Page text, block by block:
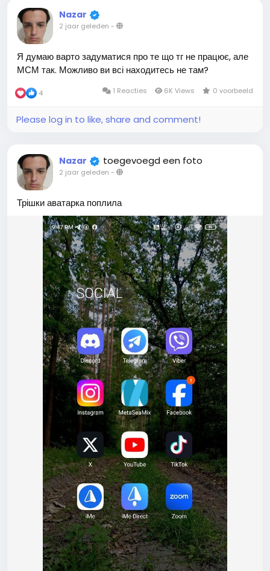
Nazar
2 jaar geleden -
Я думаю варто задуматися про те що тг не працює, але
МСМ так. Можливо ви всі находитесь не там?
4 1 Reacties 6K Views 0 voorbeeld
Please log in to like, share and comment!
Nazar toegevoegd een foto
2 jaar geleden -
Трішки аватарка поплила